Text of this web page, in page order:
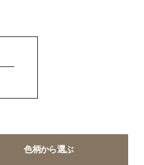
色柄から選ぶ